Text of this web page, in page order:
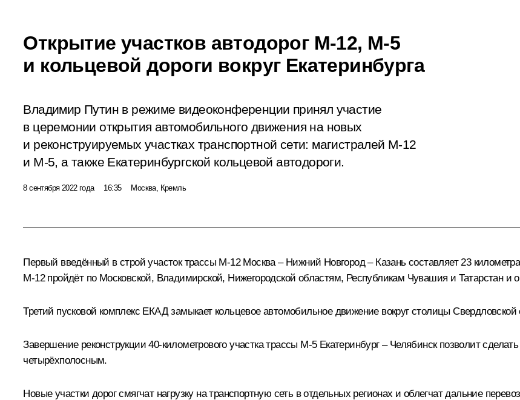
Открытие участков автодорог М-12, М-5
и кольцевой дороги вокруг Екатеринбурга
Владимир Путин в режиме видеоконференции принял участие
в церемонии открытия автомобильного движения на новых
и реконструируемых участках транспортной сети: магистралей М-12
и М-5, а также Екатеринбургской кольцевой автодороги.
8 сентября 2022 года 16:35 Москва, Кремль
Первый введённый в строй участок трассы М-12 Москва – Нижний Новгород – Казань составляет 23
М-12 пройдёт по Московской, Владимирской, Нижегородской областям, Республикам Чувашия и Татарстан и
Третий пусковой комплекс ЕКАД замыкает кольцевое автомобильное движение вокруг столицы Свердловской
Завершение реконструкции 40-километрового участка трассы М-5 Екатеринбург – Челябинск позволит
четырёхполосным.
Новые участки дорог смягчат нагрузку на транспортную сеть в отдельных регионах и облегчат дальние